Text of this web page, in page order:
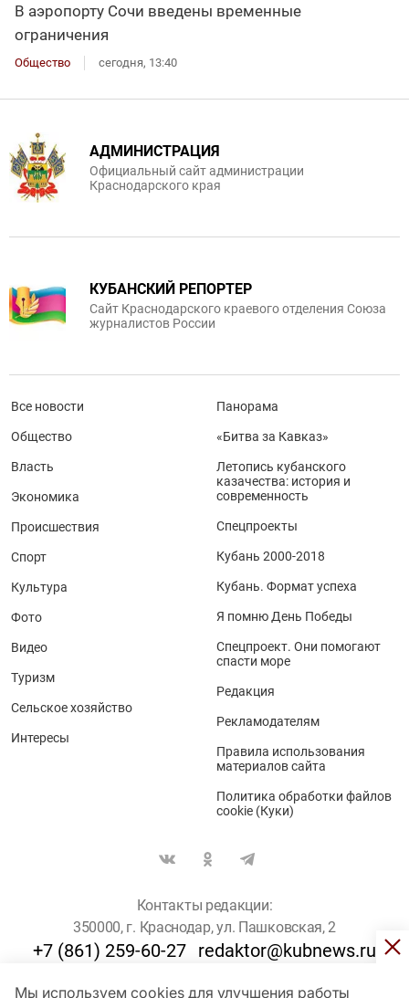
В аэропорту Сочи введены временные
ограничения
Общество сегодня, 13:40
Мы используем cookies для улучшения работы
АДМИНИСТРАЦИЯ
Официальный сайт администрации
Краснодарского края
КУБАНСКИЙ РЕПОРТЕР
Сайт Краснодарского краевого отделения Союза
журналистов России
Все новости
Общество
Власть
Экономика
Происшествия
Спорт
Культура
Фото
Видео
Туризм
Сельское хозяйство
Интересы
Панорама
«Битва за Кавказ»
Летопись кубанского
казачества: история и
современность
Спецпроекты
Кубань 2000-2018
Кубань. Формат успеха
Я помню День Победы
Спецпроект. Они помогают
спасти море
Редакция
Рекламодателям
Правила использования
материалов сайта
Политика обработки файлов
cookie (Куки)
Контакты редакции:
350000, г. Краснодар, ул. Пашковская, 2
+7 (861) 259-60-27 redaktor@kubnews.ru